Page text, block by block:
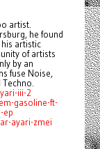
artist.
he found
his artistic
of artists
by an
fuse Noise,
iii-2
gasoline-ft-
ep
ayari-zmei